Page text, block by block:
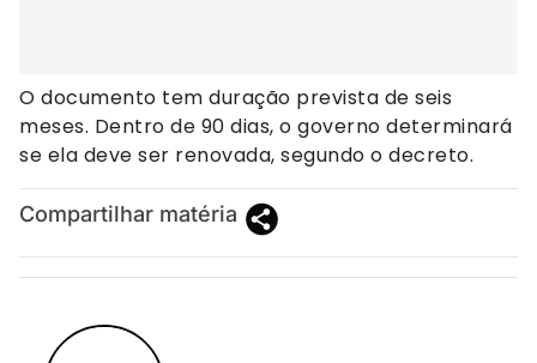
O documento tem duração prevista de seis
meses. Dentro de 90 dias, o governo determinará
se ela deve ser renovada, segundo o decreto.
Compartilhar matéria